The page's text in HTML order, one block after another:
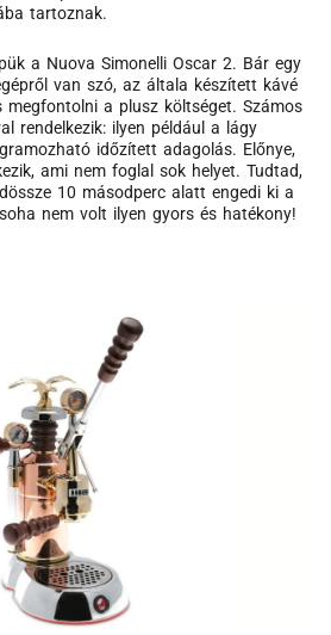
tartoznak.
a Nuova Simonelli Oscar 2. Bár egy
van szó, az általa készített kávé
megfontolni a plusz költséget. Számos
rendelkezik: ilyen például a lágy
időzített adagolás. Előnye,
ami nem foglal sok helyet. Tudtad,
10 másodperc alatt engedi ki a
nem volt ilyen gyors és hatékony!